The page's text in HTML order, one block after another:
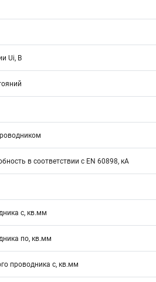
Ui, В
в соответствии с EN 60898, кА
с, кв.мм
по, кв.мм
проводника с, кв.мм